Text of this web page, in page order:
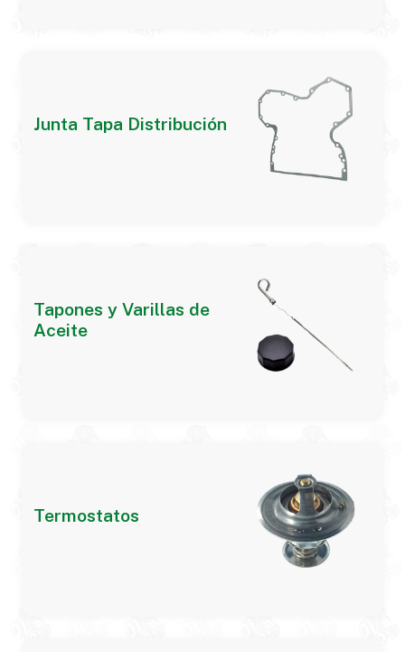
Junta Tapa Distribución
Tapones y Varillas de
Aceite
Termostatos